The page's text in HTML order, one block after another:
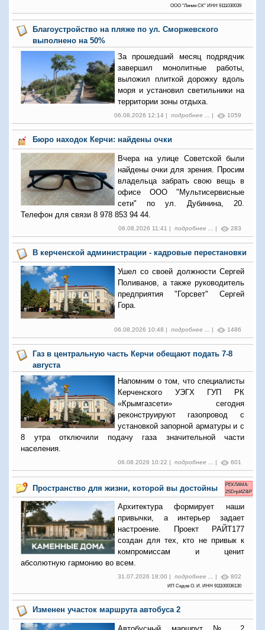
ООО "Линия СК" ИНН 9111030039
Благоустройство на пляже по ул. Сморжевского
выполнено на 50%
За прошедший месяц подрядчик
завершил монолитные работы,
выложил плиткой дорожку вдоль
моря и установил светильники на
территории зоны отдыха.
06.08.2026 12:14 | подробнее ... | 1059
Бюро находок Керчи: найдены очки
Вчера на улице Советской были
найдены очки для зрения. Просим
владельца забрать свою вещь в
офисе ООО "Мультисервисные
сети" по ул. Дубинина, 20.
Телефон для связи 8 978 853 94 44.
06.08.2026 11:41 | подробнее ... | 283
В керченской администрации - кадровые перестановки
Ушел со своей должности Сергей
Поливанов, а также руководитель
предприятия "Горсвет" Сергей
Гора.
06.08.2026 10:48 | подробнее ... | 1486
Газ в центральную часть Керчи обещают подать 7-8
августа
Напомним о том, что специалисты
Керченского УЭГХ ГУП РК
«Крымгазсети» сегодня
реконструируют газопровод с
установкой запорной арматуры и с
8 утра отключили подачу газа значительной части
населения.
06.08.2026 10:22 | подробнее ... | 601
Пространство для жизни, которой вы достойны
РЕКЛАМА:
2SDnjd4Z8iP
Архитектура формирует наши
привычки, а интерьер задает
настроение. Проект РАЙТ177
создан для тех, кто не привык к
компромиссам и ценит
абсолютную гармонию во всем.
31.07.2026 18:00 | подробнее ... | 802
ИП Седов О. И. ИНН 911100036130
Изменен участок маршрута автобуса 2